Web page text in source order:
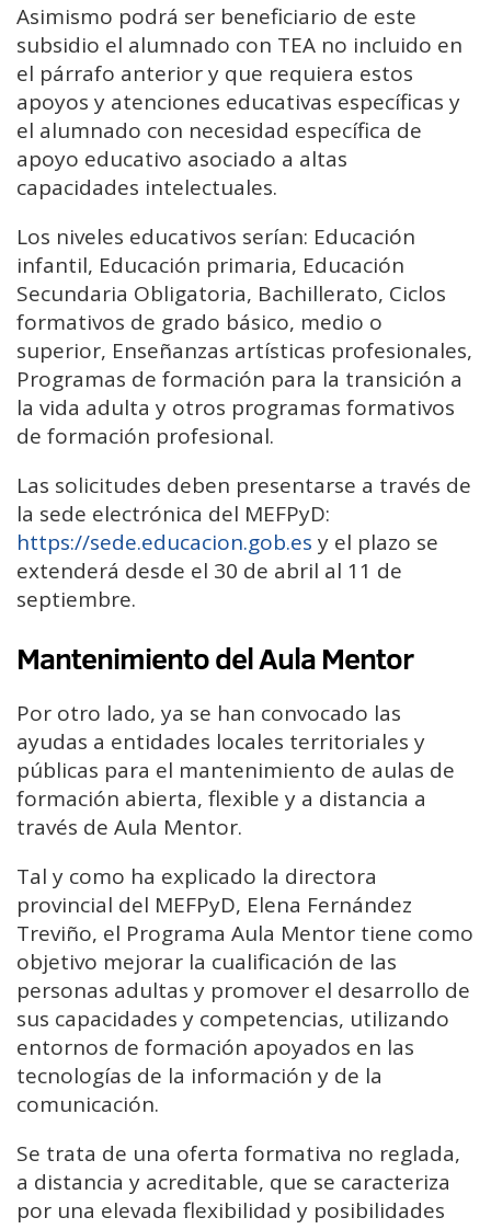
Asimismo podrá ser beneficiario de este
subsidio el alumnado con TEA no incluido en
el párrafo anterior y que requiera estos
apoyos y atenciones educativas específicas y
el alumnado con necesidad específica de
apoyo educativo asociado a altas
capacidades intelectuales.
Los niveles educativos serían: Educación
infantil, Educación primaria, Educación
Secundaria Obligatoria, Bachillerato, Ciclos
formativos de grado básico, medio o
superior, Enseñanzas artísticas profesionales,
Programas de formación para la transición a
la vida adulta y otros programas formativos
de formación profesional.
Las solicitudes deben presentarse a través de
la sede electrónica del MEFPyD:
https://sede.educacion.gob.es y el plazo se
extenderá desde el 30 de abril al 11 de
septiembre.
Mantenimiento del Aula Mentor
Por otro lado, ya se han convocado las
ayudas a entidades locales territoriales y
públicas para el mantenimiento de aulas de
formación abierta, flexible y a distancia a
través de Aula Mentor.
Tal y como ha explicado la directora
provincial del MEFPyD, Elena Fernández
Treviño, el Programa Aula Mentor tiene como
objetivo mejorar la cualificación de las
personas adultas y promover el desarrollo de
sus capacidades y competencias, utilizando
entornos de formación apoyados en las
tecnologías de la información y de la
comunicación.
Se trata de una oferta formativa no reglada,
a distancia y acreditable, que se caracteriza
por una elevada flexibilidad y posibilidades